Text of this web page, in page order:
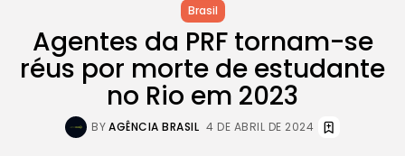
Brasil
Agentes da PRF tornam-se
réus por morte de estudante
no Rio em 2023
BYAGÊNCIA BRASIL 4 DE ABRIL DE 2024